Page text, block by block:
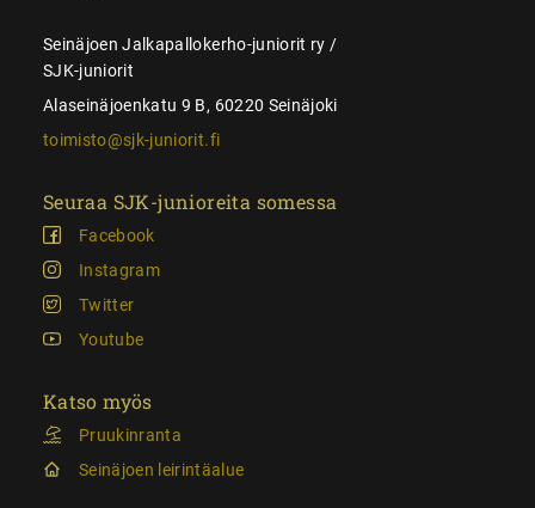
Seinäjoen Jalkapallokerho-juniorit ry /
SJK-juniorit
Alaseinäjoenkatu 9 B, 60220 Seinäjoki
toimisto@sjk-juniorit.fi
Seuraa SJK-junioreita somessa
Facebook
Instagram
Twitter
Youtube
Katso myös
Pruukinranta
Seinäjoen leirintäalue